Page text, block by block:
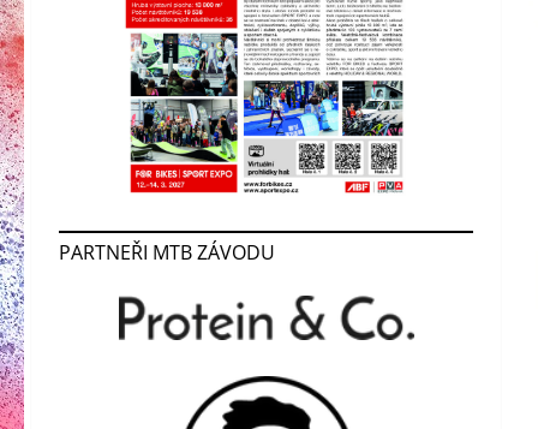
PARTNEŘI MTB ZÁVODU